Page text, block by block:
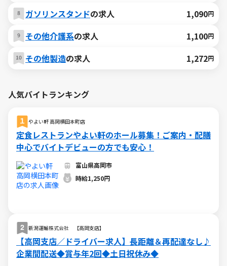
ガソリンスタンドの求人 1,090円
その他介護系の求人 1,100円
その他製造の求人 1,272円
人気バイトランキング
やよい軒 高岡横田本町店
定食レストランやよい軒のホール募集！ご案内・配膳
中心でバイトデビューの方でも安心！
富山県高岡市
時給1,250円
新潟運輸株式会社 【高岡支店】
【高岡支店／ドライバー求人】長距離＆再配達なし♪
企業間配送◆賞与年2回◆土日祝休み◆